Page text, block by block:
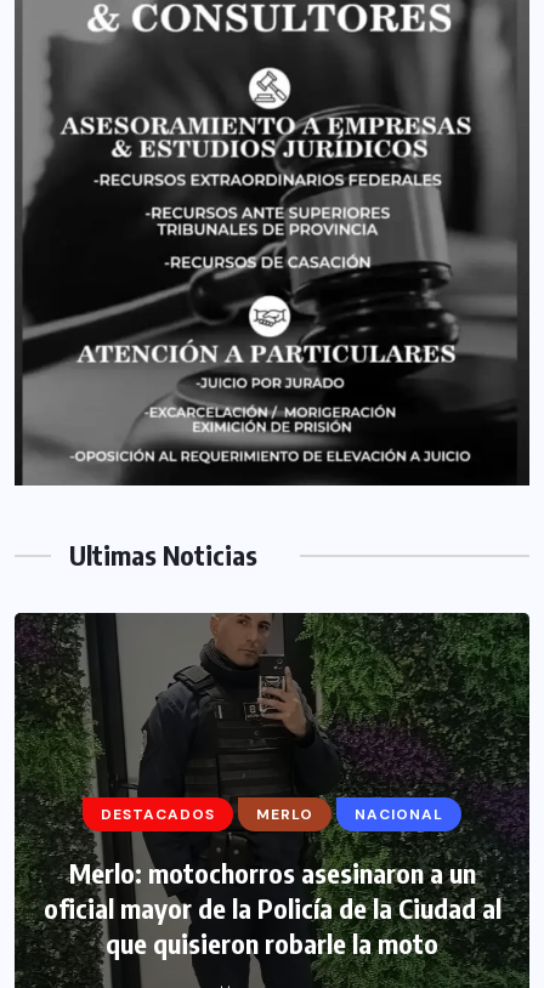
Ultimas Noticias
DESTACADOS MERLO NACIONAL
Merlo: motochorros asesinaron a un
oficial mayor de la Policía de la Ciudad al
que quisieron robarle la moto
DESTACADOS MERLO MORÓN
Morón: se negó a declarar la funcionaria
narco y seguirá detenida camino a
prisión preventiva